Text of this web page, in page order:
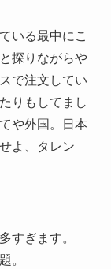
いる最中にこ
探りながらや
で注文してい
りもしてまし
や外国。日本
よ、タレン
すぎます。
。